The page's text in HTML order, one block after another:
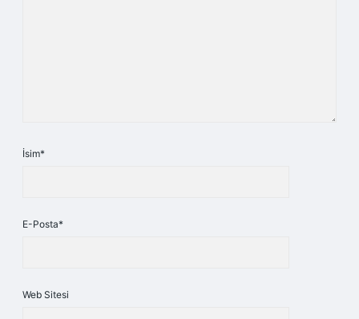
İsim*
E-Posta*
Web Sitesi